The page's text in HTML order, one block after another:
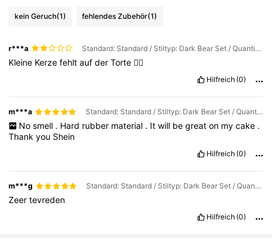
kein Geruch(1) fehlendes Zubehör(1)
r***a Standard: Standard / Stiltyp: Dark Bear Set / Quantität: 16pcs
Kleine KerzefehltaufderTorte 🤦‍♀️
Hilfreich (0)
m***a Standard: Standard / Stiltyp: Dark Bear Set / Quantität: 16pcs
No smell . Hard rubber material . It will be great on my cake .
Thankyou Shein
Hilfreich (0)
m***g Standard: Standard / Stiltyp: Dark Bear Set / Quantität: 16pcs
Zeertevreden
Hilfreich (0)